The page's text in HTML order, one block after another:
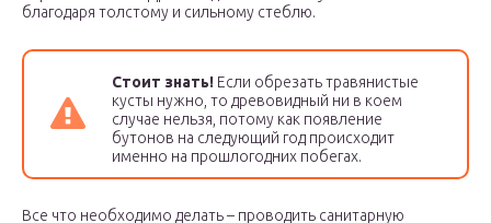
благодаря толстому и сильному стеблю.
Стоит знать! Если обрезать травянистые
кусты нужно, то древовидный ни в коем
случае нельзя, потому как появление
бутонов на следующий год происходит
именно на прошлогодних побегах.
Все что необходимо делать – проводить санитарную